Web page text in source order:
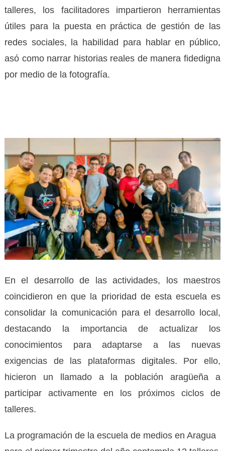
talleres, los facilitadores impartieron herramientas
útiles para la puesta en práctica de gestión de las
redes sociales, la habilidad para hablar en público,
asó como narrar historias reales de manera fidedigna
por medio de la fotografía.
En el desarrollo de las actividades, los maestros
coincidieron en que la prioridad de esta escuela es
consolidar la comunicación para el desarrollo local,
destacando la importancia de actualizar los
conocimientos para adaptarse a las nuevas
exigencias de las plataformas digitales. Por ello,
hicieron un llamado a la población aragüeña a
participar activamente en los próximos ciclos de
talleres.
La programación de la escuela de medios en Aragua